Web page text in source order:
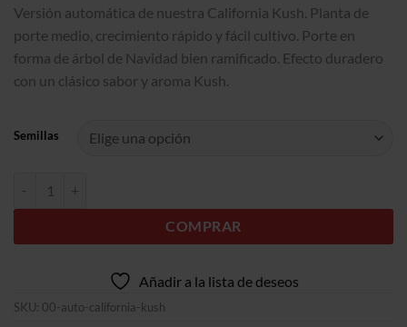
precios:
16,50€
a
340,00€
Versión automática de nuestra California Kush. Planta de
porte medio, crecimiento rápido y fácil cultivo. Porte en
forma de árbol de Navidad bien ramificado. Efecto duradero
con un clásico sabor y aroma Kush.
Semillas
COMPRAR
Añadir a la lista de deseos
SKU: 00-auto-california-kush